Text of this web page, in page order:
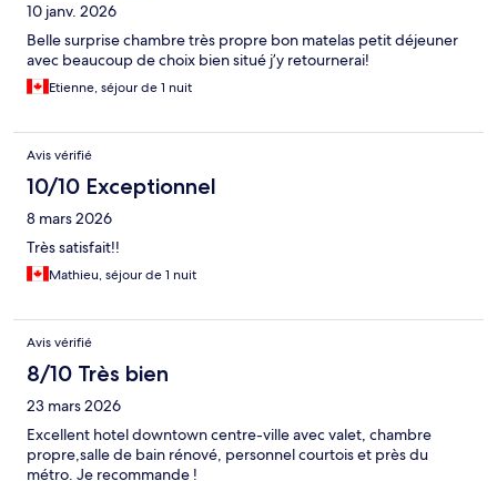
10 janv. 2026
Belle surprise chambre très propre bon matelas petit déjeuner
avec beaucoup de choix bien situé j’y retournerai!
Etienne, séjour de 1 nuit
Avis vérifié
10/10 Exceptionnel
8 mars 2026
Très satisfait!!
Mathieu, séjour de 1 nuit
Avis vérifié
8/10 Très bien
23 mars 2026
Excellent hotel downtown centre-ville avec valet, chambre
propre,salle de bain rénové, personnel courtois et près du
métro. Je recommande !